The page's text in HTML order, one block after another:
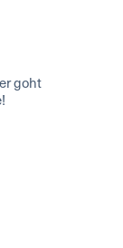
goht